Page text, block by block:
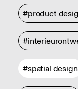
#product
#spatial design